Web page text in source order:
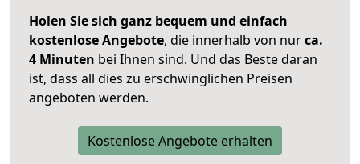
Holen Sie sich ganz bequem und einfach
kostenlose Angebote, die innerhalb von nurca.
4 Minuten bei Ihnen sind. Und das Beste daran
ist, dass all dies zu erschwinglichen Preisen
angeboten werden.
Kostenlose Angebote erhalten